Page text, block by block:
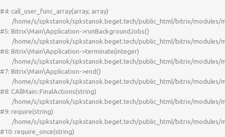
#4: call_user_func_array(array, array)
#5: Bitrix\Main\Application->runBackgroundJobs()
#6: Bitrix\Main\Application->terminate(integer)
#7: Bitrix\Main\Application->end()
#8: CAllMain::FinalActions(string)
#9: require(string)
#10: require_once(string)